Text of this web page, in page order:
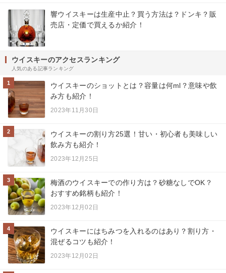
響ウイスキーは生産中止？買う方法は？ドンキ？販
売店・定価で買えるか紹介！
ウイスキーのアクセスランキング
人気のある記事ランキング
1
ウイスキーのショットとは？容量は何ml？意味や飲
み方も紹介！
2023年11月30日
2
ウイスキーの割り方25選！甘い・初心者も美味しい
飲み方も紹介！
2023年12月25日
3
梅酒のウイスキーでの作り方は？砂糖なしでOK？
おすすめ銘柄も紹介！
2023年12月02日
4
ウイスキーにはちみつを入れるのはあり？割り方・
混ぜるコツも紹介！
2023年12月02日